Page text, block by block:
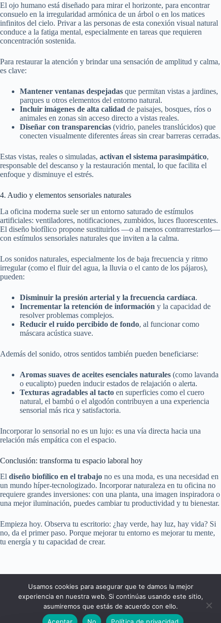
El ojo humano está diseñado para mirar el horizonte, para encontrar
consuelo en la irregularidad armónica de un árbol o en los matices
infinitos del cielo. Privar a las personas de esta conexión visual natural
conduce a la fatiga mental, especialmente en tareas que requieren
concentración sostenida.
Para restaurar la atención y brindar una sensación de amplitud y calma,
es clave:
Mantener ventanas despejadas que permitan vistas a jardines,
parques u otros elementos del entorno natural.
Incluir imágenes de alta calidad de paisajes, bosques, ríos o
animales en zonas sin acceso directo a vistas reales.
Diseñar con transparencias (vidrio, paneles translúcidos) que
conecten visualmente diferentes áreas sin crear barreras cerradas.
Estas vistas, reales o simuladas, activan el sistema parasimpático,
responsable del descanso y la restauración mental, lo que facilita el
enfoque y disminuye el estrés.
4. Audio y elementos sensoriales naturales
La oficina moderna suele ser un entorno saturado de estímulos
artificiales: ventiladores, notificaciones, zumbidos, luces fluorescentes.
El diseño biofílico propone sustituirlos —o al menos contrarrestarlos—
con estímulos sensoriales naturales que inviten a la calma.
Los sonidos naturales, especialmente los de baja frecuencia y ritmo
irregular (como el fluir del agua, la lluvia o el canto de los pájaros),
pueden:
Disminuir la presión arterial y la frecuencia cardíaca.
Incrementar la retención de información y la capacidad de
resolver problemas complejos.
Reducir el ruido percibido de fondo, al funcionar como
máscara acústica suave.
Además del sonido, otros sentidos también pueden beneficiarse:
Aromas suaves de aceites esenciales naturales (como lavanda
o eucalipto) pueden inducir estados de relajación o alerta.
Texturas agradables al tacto en superficies como el cuero
natural, el bambú o el algodón contribuyen a una experiencia
sensorial más rica y satisfactoria.
Incorporar lo sensorial no es un lujo: es una vía directa hacia una
relación más empática con el espacio.
Conclusión: transforma tu espacio laboral hoy
El diseño biofílico en el trabajo no es una moda, es una necesidad en
un mundo híper-tecnologizado. Incorporar naturaleza en tu oficina no
requiere grandes inversiones: con una planta, una imagen inspiradora o
una mejor iluminación, puedes cambiar tu productividad y tu bienestar.
Empieza hoy. Observa tu escritorio: ¿hay verde, hay luz, hay vida? Si
no, da el primer paso. Porque mejorar tu entorno es mejorar tu mente,
tu energía y tu capacidad de crear.
POLÍTICAS DEL SITIO
Usamos cookies para asegurar que te damos la mejor
experiencia en nuestra web. Si continúas usando este sitio,
asumiremos que estás de acuerdo con ello.
Aceptar
No Política de privacidad